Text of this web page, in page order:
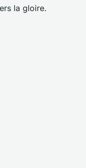
la gloire.